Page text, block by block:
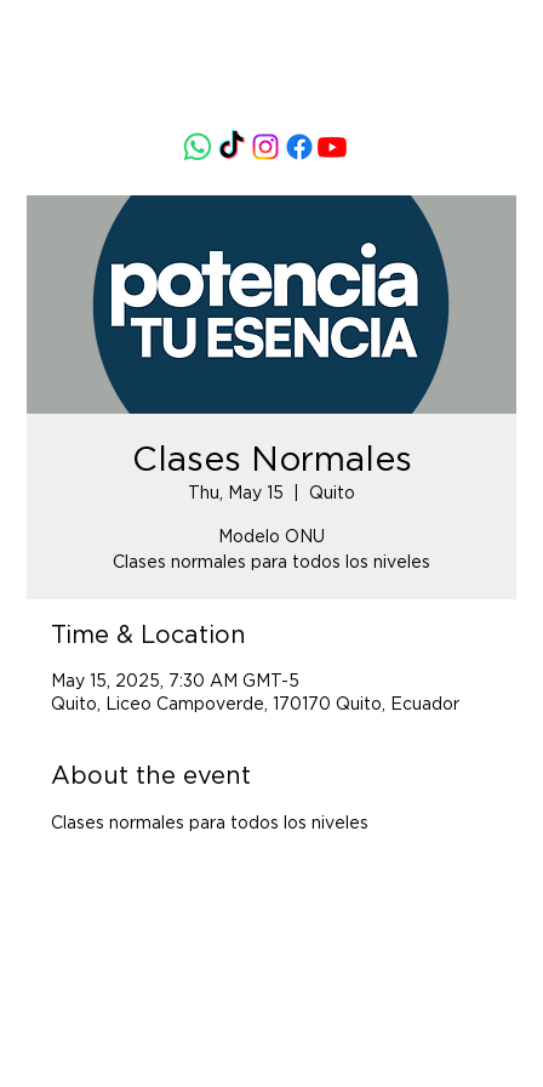
Clases Normales
Thu, May 15 Quito
Modelo ONU
Clases normales para todos los niveles
Time & Location
May 15, 2025, 7:30 AM GMT-5
Quito, Liceo Campoverde, 170170 Quito, Ecuador
About the event
Clases normales para todos los niveles